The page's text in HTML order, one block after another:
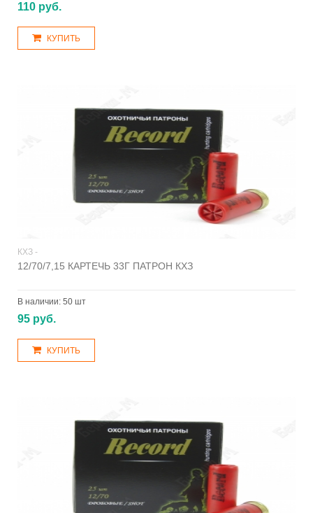
110 руб.
КУПИТЬ
КХЗ -
12/70/7,15 КАРТЕЧЬ 33Г ПАТРОН КХЗ
В наличии: 50 шт
95 руб.
КУПИТЬ